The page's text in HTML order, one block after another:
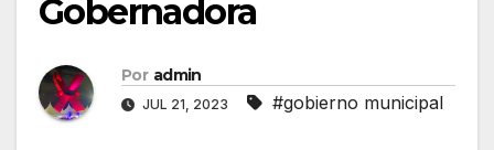
Gobernadora
Por admin
JUL 21, 2023 #gobierno municipal